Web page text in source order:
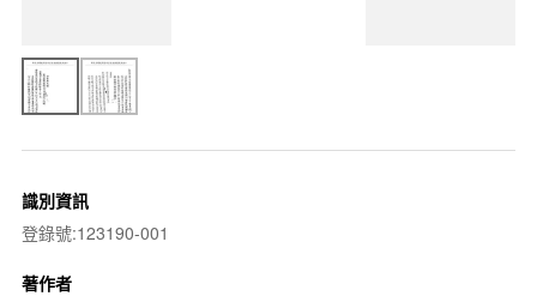
識別資訊
登錄號:123190-001
著作者